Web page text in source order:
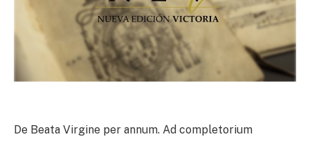
De Beata Virgine per annum. Ad completorium